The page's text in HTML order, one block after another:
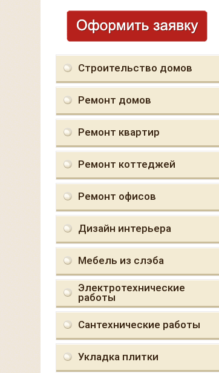
Строительство домов
Ремонт домов
Ремонт квартир
Ремонт коттеджей
Ремонт офисов
Дизайн интерьера
Мебель из слэба
Электротехнические
работы
Сантехнические работы
Укладка плитки